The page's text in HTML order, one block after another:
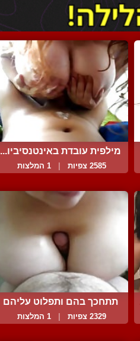
מילפית עובדת באינטנסיביו...
2585 צפיות | 1 המלצות
תתחכך בהם ותפלוט עליהם
ה...
2329 צפיות | 1 המלצות